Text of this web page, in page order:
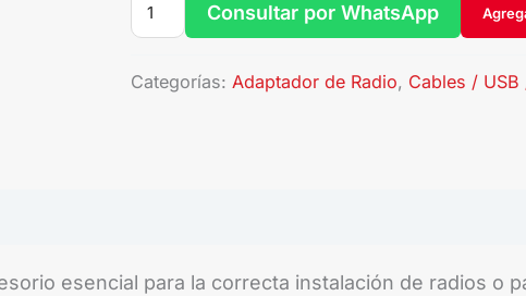
Consultar por WhatsApp
Categorías: Adaptador de Radio, Cables / USB
esencial para la correcta instalación de radios o